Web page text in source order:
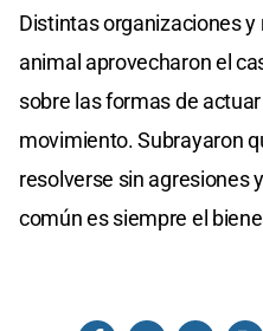
Distintas organizaciones
animal aprovecharon el
sobre las formas de
movimiento. Subrayaron
resolverse sin agresiones
común es siempre el